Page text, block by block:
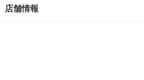
店舗情報